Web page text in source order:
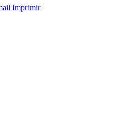
Imprimir